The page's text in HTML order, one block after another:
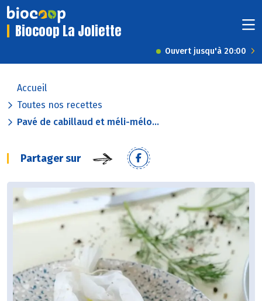
Biocoop La Joliette
Ouvert jusqu'à 20:00
Accueil
Toutes nos recettes
Pavé de cabillaud et méli-mélo...
Partager sur